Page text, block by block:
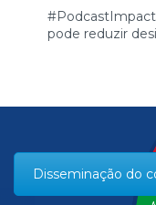
pode reduzir
Disseminação do